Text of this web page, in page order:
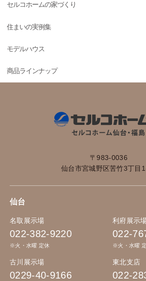
セルコホームの家づくり
住まいの実例集
モデルハウス
商品ラインナップ
〒983-0036
仙台市宮城野区苦竹3丁目
仙台
名取展示場
022-382-9220
※火・水曜 定休
利府展示
022-
※火・水曜
古川展示場
0229-40-9166
東北支店
022-